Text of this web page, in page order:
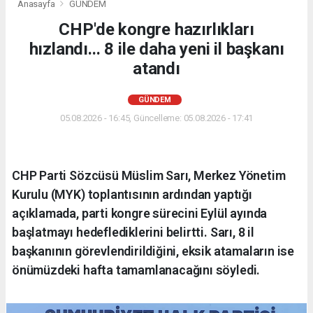
Anasayfa GÜNDEM
CHP'de kongre hazırlıkları
hızlandı... 8 ile daha yeni il başkanı
atandı
GÜNDEM
05.08.2026 - 16:45, Güncelleme: 05.08.2026 - 17:41
CHP Parti Sözcüsü Müslim Sarı, Merkez Yönetim
Kurulu (MYK) toplantısının ardından yaptığı
açıklamada, parti kongre sürecini Eylül ayında
başlatmayı hedeflediklerini belirtti. Sarı, 8 il
başkanının görevlendirildiğini, eksik atamaların ise
önümüzdeki hafta tamamlanacağını söyledi.